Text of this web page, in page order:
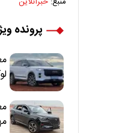
پرونده